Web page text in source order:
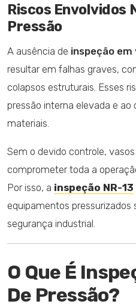
Riscos Envolvidos
Pressão
A ausência de inspeção em
resultar em falhas graves,
colapsos estruturais. Esses
pressão interna elevada e ao
materiais.
Sem o devido controle,
comprometer toda a
Por isso, a inspeção NR-13
equipamentos
segurança industrial.
O Que É
De Pressão?